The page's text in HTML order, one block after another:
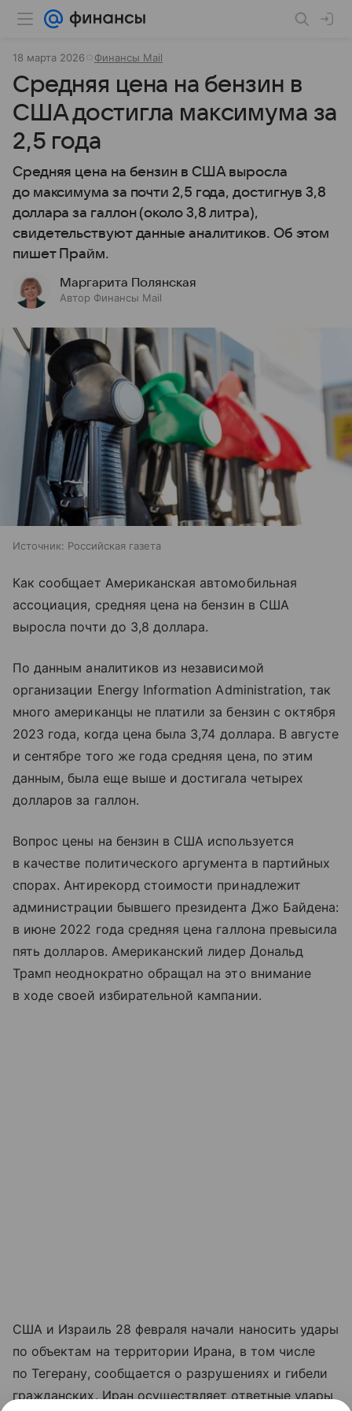
18 марта 2026 Финансы Mail
Средняя цена на бензин в
США достигла максимума за
2,5 года
Средняя цена на бензин в США выросла
до максимума за почти 2,5 года, достигнув 3,8
доллара за галлон (около 3,8 литра),
свидетельствуют данные аналитиков. Об этом
пишет Прайм.
Маргарита Полянская
Автор Финансы Mail
Источник: Российская газета
Как сообщает Американская автомобильная
ассоциация, средняя цена на бензин в США
выросла почти до 3,8 доллара.
По данным аналитиков из независимой
организации Energy Information Administration, так
много американцы не платили за бензин с октября
2023 года, когда цена была 3,74 доллара. В августе
и сентябре того же года средняя цена, по этим
данным, была еще выше и достигала четырех
долларов за галлон.
Вопрос цены на бензин в США используется
в качестве политического аргумента в партийных
спорах. Антирекорд стоимости принадлежит
администрации бывшего президента Джо Байдена:
в июне 2022 года средняя цена галлона превысила
пять долларов. Американский лидер Дональд
Трамп неоднократно обращал на это внимание
в ходе своей избирательной кампании.
США и Израиль 28 февраля начали наносить удары
по объектам на территории Ирана, в том числе
по Тегерану, сообщается о разрушениях и гибели
гражданских. Иран осуществляет ответные удары